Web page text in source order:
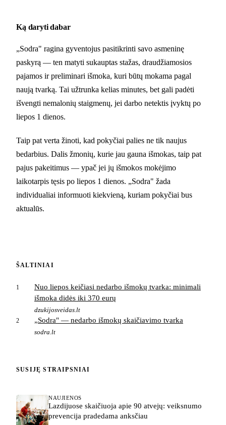
Ką daryti dabar
„Sodra" ragina gyventojus pasitikrinti savo asmeninę
paskyrą — ten matyti sukauptas stažas, draudžiamosios
pajamos ir preliminari išmoka, kuri būtų mokama pagal
naują tvarką. Tai užtrunka kelias minutes, bet gali padėti
išvengti nemalonių staigmenų, jei darbo netektis įvyktų po
liepos 1 dienos.
Taip pat verta žinoti, kad pokyčiai palies ne tik naujus
bedarbius. Dalis žmonių, kurie jau gauna išmokas, taip pat
pajus pakeitimus — ypač jei jų išmokos mokėjimo
laikotarpis tęsis po liepos 1 dienos. „Sodra" žada
individualiai informuoti kiekvieną, kuriam pokyčiai bus
aktualūs.
ŠALTINIAI
1
Nuo liepos keičiasi nedarbo išmokų tvarka: minimali
išmoka didės iki 370 eurų
dzukijosveidas.lt
2 „Sodra" — nedarbo išmokų skaičiavimo tvarka
sodra.lt
SUSIJĘ STRAIPSNIAI
NAUJIENOS
Lazdijuose skaičiuoja apie 90 atvejų: veiksnumo
prevencija pradedama anksčiau